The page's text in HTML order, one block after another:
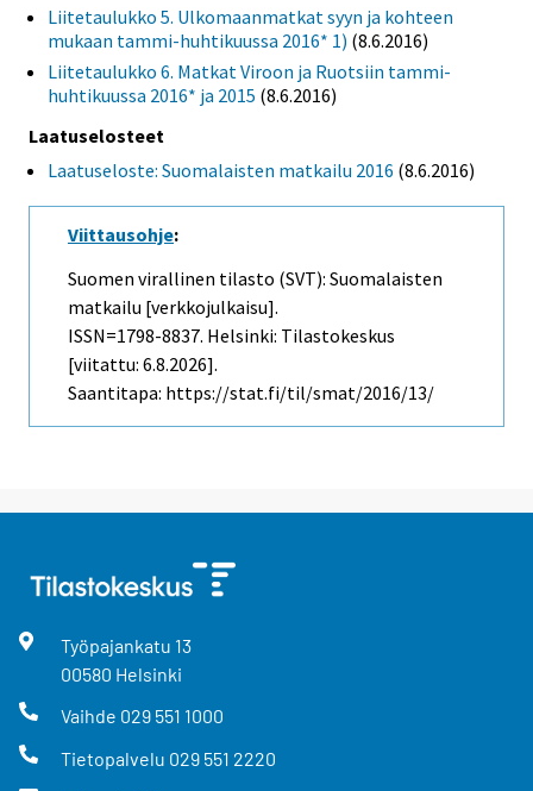
Liitetaulukko 5. Ulkomaanmatkat syyn ja kohteen
mukaan tammi-huhtikuussa 2016* 1) (8.6.2016)
Liitetaulukko 6. Matkat Viroon ja Ruotsiin tammi-
huhtikuussa 2016* ja 2015 (8.6.2016)
Laatuselosteet
Laatuseloste: Suomalaisten matkailu 2016 (8.6.2016)
Viittausohje:
Suomen virallinen tilasto (SVT): Suomalaisten
matkailu [verkkojulkaisu].
ISSN=1798-8837. Helsinki: Tilastokeskus
[viitattu: 6.8.2026].
Saantitapa: https://stat.fi/til/smat/2016/13/
Työpajankatu 13
00580 Helsinki
Vaihde 029 551 1000
Tietopalvelu 029 551 2220